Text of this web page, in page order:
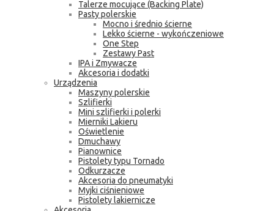
Talerze mocujące (Backing Plate)
Pasty polerskie
Mocno i średnio ścierne
Lekko ścierne - wykończeniowe
One Step
Zestawy Past
IPA i Zmywacze
Akcesoria i dodatki
Urządzenia
Maszyny polerskie
Szlifierki
Mini szlifierki i polerki
Mierniki Lakieru
Oświetlenie
Dmuchawy
Pianownice
Pistolety typu Tornado
Odkurzacze
Akcesoria do pneumatyki
Myjki ciśnieniowe
Pistolety lakiernicze